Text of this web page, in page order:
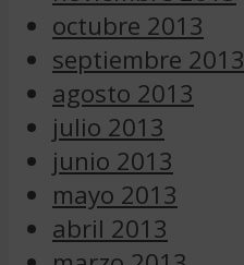
octubre 2013
septiembre 2013
agosto 2013
julio 2013
junio 2013
mayo 2013
abril 2013